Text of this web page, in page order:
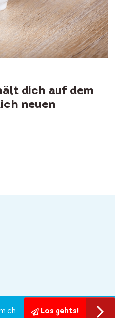
dich auf dem
neuen
Los gehts!